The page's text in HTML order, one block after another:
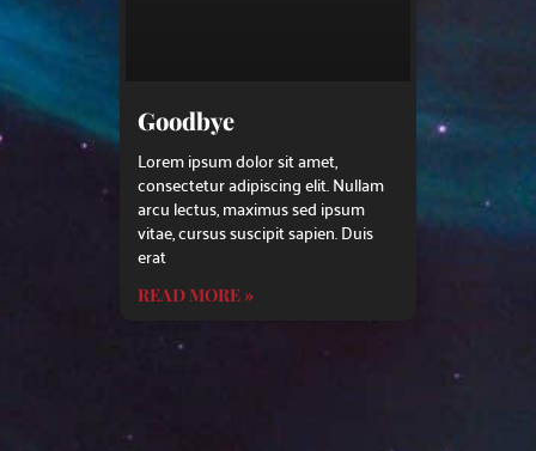
Goodbye
Lorem ipsum dolor sit amet,
consectetur adipiscing elit. Nullam
arcu lectus, maximus sed ipsum
vitae, cursus suscipit sapien. Duis
erat
READ MORE »